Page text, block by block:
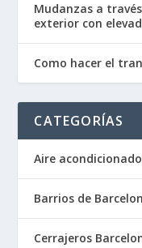
Mudanzas a
exterior con
Como hacer el
CATEGORÍAS
Aire acondicionado
Barrios de
Cerrajeros